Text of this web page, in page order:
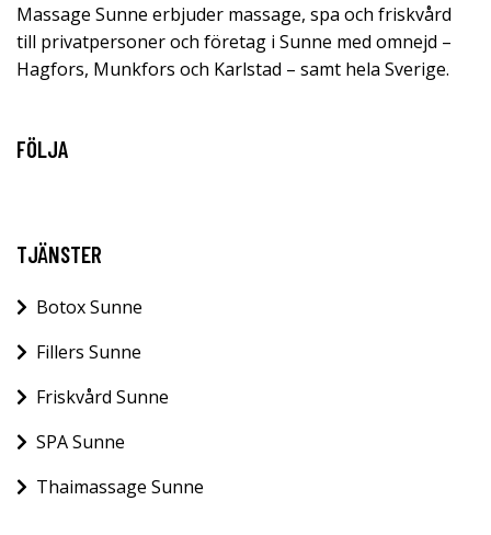
Massage Sunne erbjuder massage, spa och friskvård
till privatpersoner och företag i Sunne med omnejd –
Hagfors, Munkfors och Karlstad – samt hela Sverige.
FÖLJA
TJÄNSTER
Botox Sunne
Fillers Sunne
Friskvård Sunne
SPA Sunne
Thaimassage Sunne